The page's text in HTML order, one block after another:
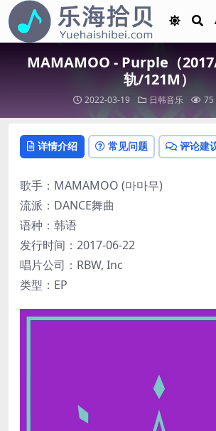
MAMAMOO - Purple（
轨/121M）
2022-03-19 日韩音乐 75
详情介绍 常见问题 评论建
歌手：MAMAMOO (마마무)
流派：DANCE舞曲
语种：韩语
发行时间：2017-06-22
唱片公司：RBW, Inc
类型：EP